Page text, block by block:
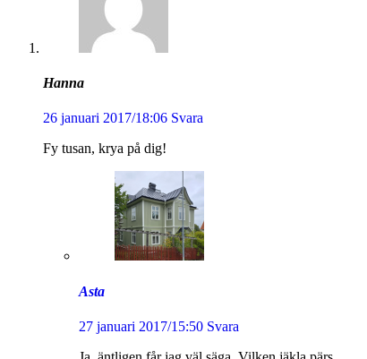
Hanna
26 januari 2017/18:06 Svara
Fy tusan, krya på dig!
Asta
27 januari 2017/15:50 Svara